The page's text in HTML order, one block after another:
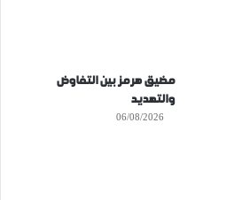
مضيق هرمز بين التفاوض
والتهديد
06/08/2026